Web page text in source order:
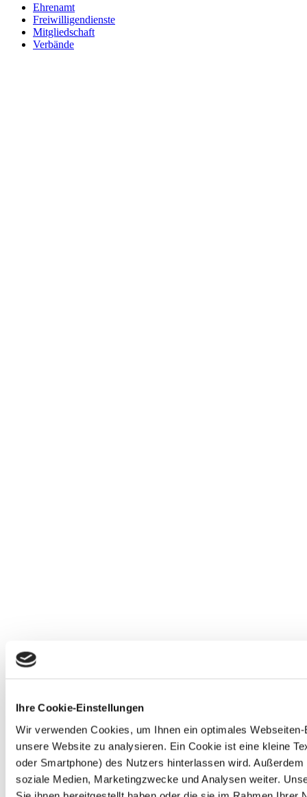
Ihre Cookie-Einstellungen
Wir verwenden Cookies, um Ihnen ein optimales
unsere Website zu analysieren. Ein Cookie ist eine kleine
oder Smartphone) des Nutzers hinterlassen wird.
soziale Medien, Marketingzwecke und Analysen weiter.
Ehrenamt
Freiwilligendienste
Mitgliedschaft
Verbände